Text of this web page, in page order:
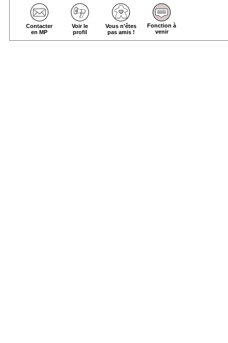
Contacter
en MP
Voir le
profil
Vous n'êtes
pas amis !
Fonction à
venir